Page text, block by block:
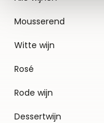
Mousserend
Witte wijn
Rosé
Rode wijn
Dessertwijn